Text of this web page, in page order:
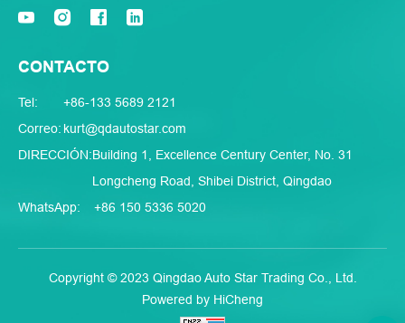
CONTACTO
Tel:
+86-133 5689 2121
Correo: kurt@qdautostar.com
DIRECCIÓN:Building 1, Excellence Century Center, No. 31
Longcheng Road, Shibei District, Qingdao
WhatsApp:
+86 150 5336 5020
Copyright © 2023 Qingdao Auto Star Trading Co., Ltd.
Powered by HiCheng